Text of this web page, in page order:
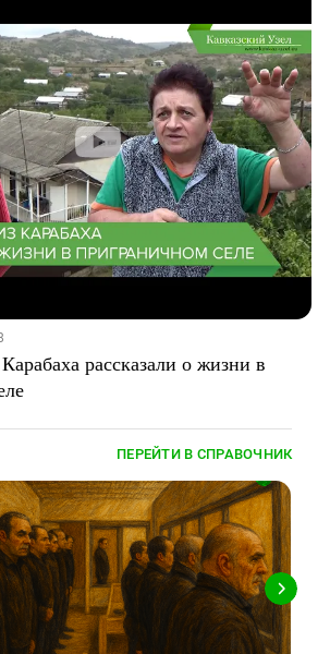
рассказали о жизни в
ПЕРЕЙТИ В СПРАВОЧНИК